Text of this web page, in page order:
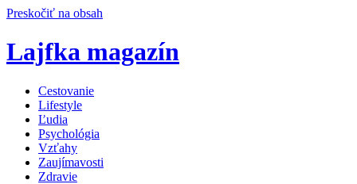
Preskočiť na obsah
Lajfka magazín
Cestovanie
Lifestyle
Ľudia
Psychológia
Vzťahy
Zaujímavosti
Zdravie